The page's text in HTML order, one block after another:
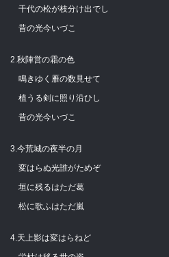
千代の松が枝分け出でし
昔の光今いづこ
2.秋陣営の霜の色
鳴きゆく雁の数見せて
植うる剣に照り沿ひし
昔の光今いづこ
3.今荒城の夜半の月
変はらぬ光誰がためぞ
垣に残るはただ葛
松に歌ふはただ嵐
4.天上影は変はらねど